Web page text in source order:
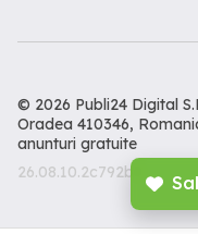
© 2026 Publi24 Digital
Oradea 410346,
anunturi gratuite
26.08.10.2c792b3